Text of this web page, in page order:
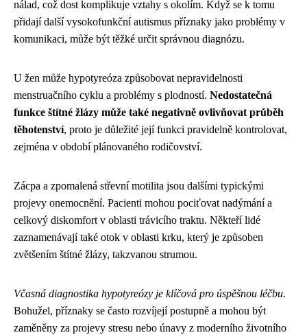
nálad, což dost komplikuje vztahy s okolím. Když se k tomu
přidají další vysokofunkční autismus příznaky jako problémy v
komunikaci, může být těžké určit správnou diagnózu.
U žen může hypotyreóza způsobovat nepravidelnosti
menstruačního cyklu a problémy s plodností. Nedostatečná
funkce štítné žlázy může také negativně ovlivňovat průběh
těhotenství, proto je důležité její funkci pravidelně kontrolovat,
zejména v období plánovaného rodičovství.
Zácpa a zpomalená střevní motilita jsou dalšími typickými
projevy onemocnění. Pacienti mohou pociťovat nadýmání a
celkový diskomfort v oblasti trávicího traktu. Někteří lidé
zaznamenávají také otok v oblasti krku, který je způsoben
zvětšením štítné žlázy, takzvanou strumou.
Včasná diagnostika hypotyreózy je klíčová pro úspěšnou léčbu.
Bohužel, příznaky se často rozvíjejí postupně a mohou být
zaměněny za projevy stresu nebo únavy z moderního životního